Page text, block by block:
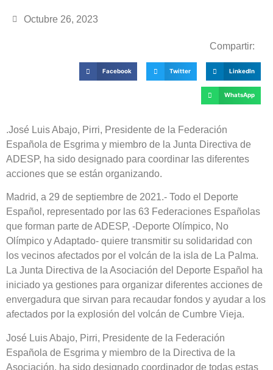
Octubre 26, 2023
Compartir:
Facebook Twitter LinkedIn
WhatsApp
.José Luis Abajo, Pirri, Presidente de la Federación
Española de Esgrima y miembro de la Junta Directiva de
ADESP, ha sido designado para coordinar las diferentes
acciones que se están organizando.
Madrid, a 29 de septiembre de 2021.- Todo el Deporte
Español, representado por las 63 Federaciones Españolas
que forman parte de ADESP, -Deporte Olímpico, No
Olímpico y Adaptado- quiere transmitir su solidaridad con
los vecinos afectados por el volcán de la isla de La Palma.
La Junta Directiva de la Asociación del Deporte Español ha
iniciado ya gestiones para organizar diferentes acciones de
envergadura que sirvan para recaudar fondos y ayudar a los
afectados por la explosión del volcán de Cumbre Vieja.
José Luis Abajo, Pirri, Presidente de la Federación
Española de Esgrima y miembro de la Directiva de la
Asociación, ha sido designado coordinador de todas estas